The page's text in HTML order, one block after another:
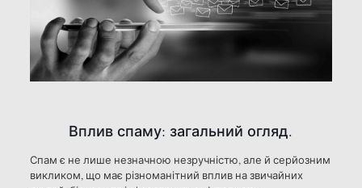
Вплив спаму: загальний огляд.
Спам є не лише незначною незручністю, але й серйозним
викликом, що має різноманітний вплив на звичайних